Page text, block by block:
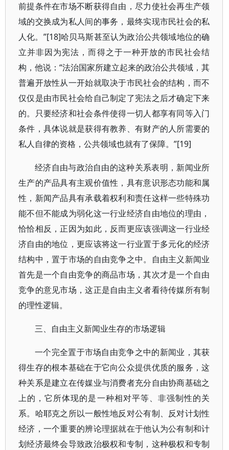
前提条件在市场不断获得自由，尽力使社会再生产领
域的交换成为私人间的事务，最终实现市民社会的私
人化。”[18]哈贝马斯甚至认为政治公共领域地位的确
立并非因为宪法，而得之于一种开放的市民社会结
构，他说：“法治国家所建立起来的政治公共领域，其
普遍开放性从一开始就取决于市民社会的结构，而不
仅仅是由市民社会给自己制定了宪法之后才确定下来
的。只要经济和社会条件使得一切人都享有同等入门
条件，具体说就是获得有教养、有财产的人所需要的
私人自律的资格，公共领域也就有了保障。”[19]
经济自由与政治自由的这种关系表明，新闻业所
生产的产品具有主观价值性，具有意识形态功能和属
性，新闻产品具有承载着权利和责任这样一些特殊功
能不但不能成为弱化这一行业经济自由地位的理由，
恰恰相反，正因为如此，反而更应该强调这一行业经
济自由的地位，更应该将这一行业置于多元化的经济
结构中，置于市场的自由竞争之中。自由主义新闻业
首先是一个自由竞争的商品市场，其次才是一个自由
竞争的意见市场，这正是自由主义者看待传媒所有制
的理性逻辑。
三、自由主义新闻业生存的市场逻辑
一个完全置于市场自由竞争之中的新闻业，其获
得生存的根本基础在于它向公众提供优质的服务，这
种关系是建立在传媒业与消费者充分自由协商基础之
上的，它所体现的是一种相对平等、非强制性的关
系。哈耶克之所以一般性地反对公有制、反对计划性
经济，一个重要的辨论理据就在于他认为公有制和计
划经济最终会导致政治极权和专制，这种极权和专制